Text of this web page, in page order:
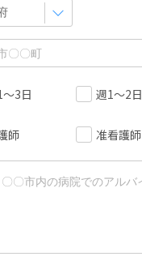
～3日 週1～2日
師 准看護師